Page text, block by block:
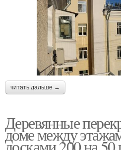
читать дальше →
Деревянные
доме между